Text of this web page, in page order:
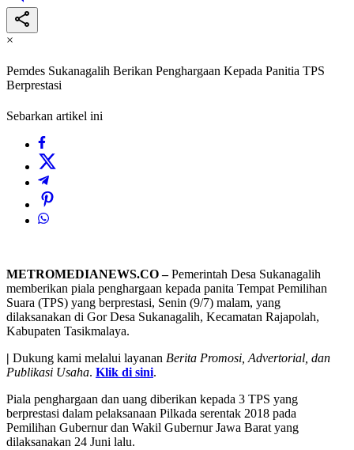
×
Pemdes Sukanagalih Berikan Penghargaan Kepada Panitia TPS
Berprestasi
Sebarkan artikel ini
METROMEDIANEWS.CO –Pemerintah Desa Sukanagalih
memberikan piala penghargaan kepada panita Tempat Pemilihan
Suara (TPS) yang berprestasi, Senin (9/7) malam, yang
dilaksanakan di Gor Desa Sukanagalih, Kecamatan Rajapolah,
Kabupaten Tasikmalaya.
| Dukung kami melalui layanan Berita Promosi, Advertorial, dan
Publikasi Usaha. Klik di sini.
Piala penghargaan dan uang diberikan kepada 3 TPS yang
berprestasi dalam pelaksanaan Pilkada serentak 2018 pada
Pemilihan Gubernur dan Wakil Gubernur Jawa Barat yang
dilaksanakan 24 Juni lalu.